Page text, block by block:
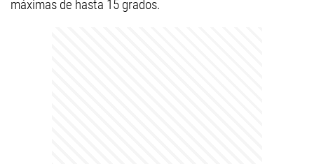
máximas de hasta 15 grados.